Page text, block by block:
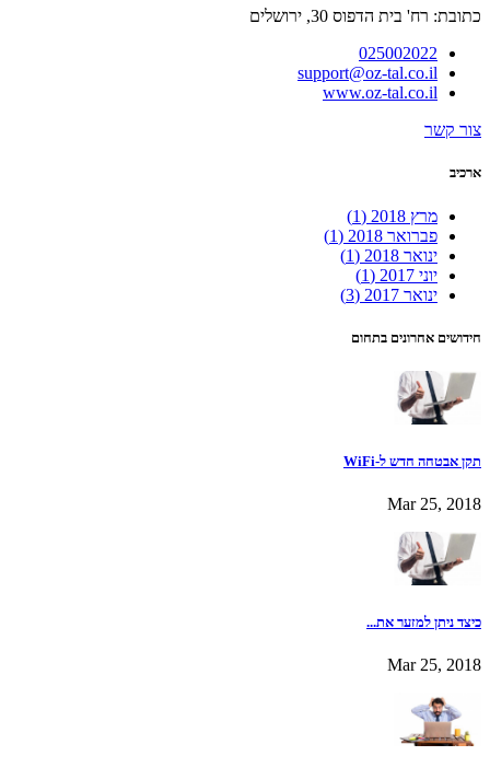
כתובת: רח' בית הדפוס 30, ירושלים
025002022
support@oz-tal.co.il
www.oz-tal.co.il
צור קשר
ארכיב
מרץ 2018
(1)
פברואר 2018
(1)
ינואר 2018
(1)
יוני 2017
(1)
ינואר 2017
(3)
חידושים אחרונים בתחום
תקן אבטחה חדש ל-WiFi
Mar 25, 2018
כיצד ניתן למזער את...
Mar 25, 2018